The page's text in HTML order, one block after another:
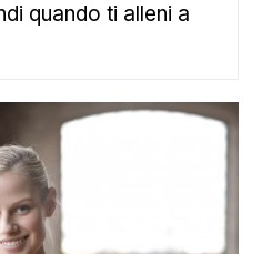
quando ti alleni a